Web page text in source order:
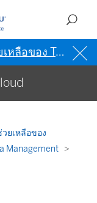
เป็นภาษาอังกฤษ (สหรัฐอเมริกา)
ยเหลือของ
Management